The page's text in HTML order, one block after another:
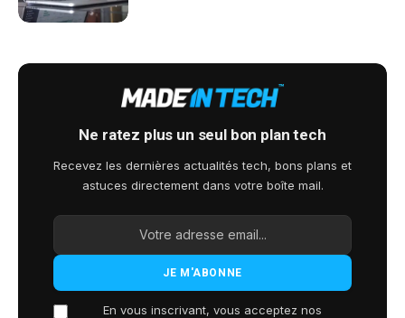
Ne ratez plus un seul bon plan tech
Recevez les dernières actualités tech, bons plans et
astuces directement dans votre boîte mail.
En vous inscrivant, vous acceptez nos